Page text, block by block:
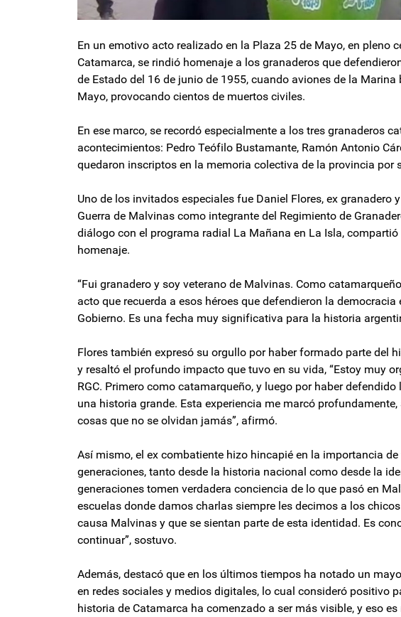
En un emotivo acto realizado en la Plaza 25 de Mayo, en pleno
Catamarca, se rindió homenaje a los granaderos que
de Estado del 16 de junio de 1955, cuando aviones de la
Mayo, provocando cientos de muertos civiles.
En ese marco, se recordó especialmente a los tres granaderos
acontecimientos: Pedro Teófilo Bustamante, Ramón Antonio
quedaron inscriptos en la memoria colectiva de la provincia por
Uno de los invitados especiales fue Daniel Flores, ex
Guerra de Malvinas como integrante del Regimiento de
diálogo con el programa radial La Mañana en La Isla,
homenaje.
“Fui granadero y soy veterano de Malvinas. Como
acto que recuerda a esos héroes que defendieron la
Gobierno. Es una fecha muy significativa para la historia
Flores también expresó su orgullo por haber formado parte del
y resaltó el profundo impacto que tuvo en su vida, “Estoy muy
RGC. Primero como catamarqueño, y luego por haber
una historia grande. Esta experiencia me marcó
cosas que no se olvidan jamás”, afirmó.
Así mismo, el ex combatiente hizo hincapié en la importancia
generaciones, tanto desde la historia nacional como desde la
generaciones tomen verdadera conciencia de lo que pasó en
escuelas donde damos charlas siempre les decimos a los
causa Malvinas y que se sientan parte de esta identidad. Es
continuar”, sostuvo.
Además, destacó que en los últimos tiempos ha notado un
en redes sociales y medios digitales, lo cual consideró positivo
historia de Catamarca ha comenzado a ser más visible, y eso